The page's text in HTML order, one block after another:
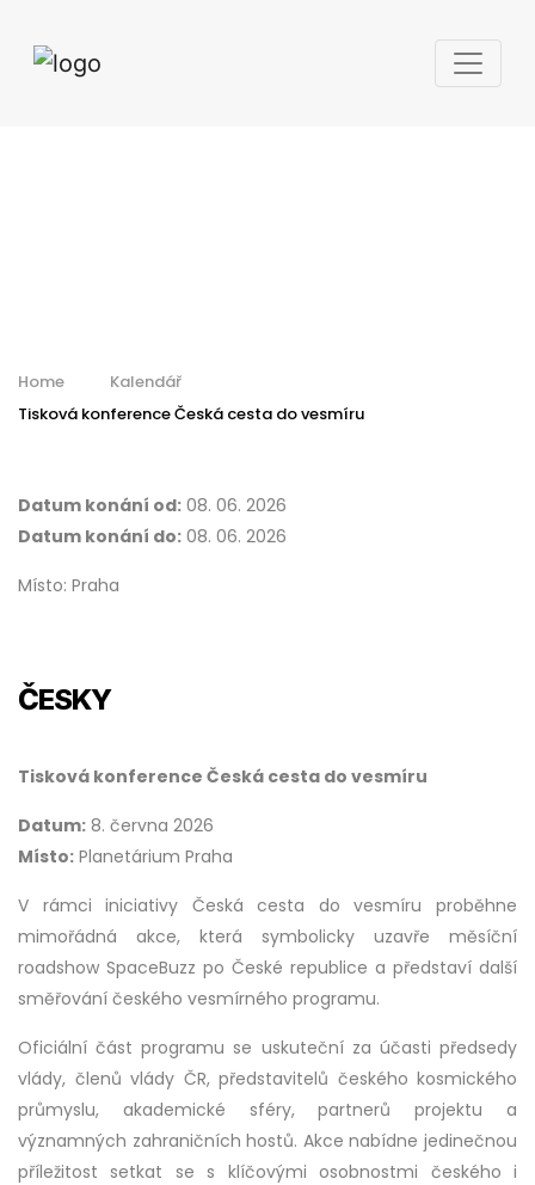
Home
Kalendář
Tisková konference Česká cesta do vesmíru
Datum konání od: 08. 06. 2026
Datum konání do: 08. 06. 2026
Místo: Praha
ČESKY
Tisková konference Česká cesta do vesmíru
Datum: 8. června 2026
Místo: Planetárium Praha
V rámci iniciativy Česká cesta do vesmíru proběhne
mimořádná akce, která symbolicky uzavře měsíční
roadshow SpaceBuzz po České republice a představí další
směřování českého vesmírného programu.
Oficiální část programu se uskuteční za účasti předsedy
vlády, členů vlády ČR, představitelů českého kosmického
průmyslu, akademické sféry, partnerů projektu a
významných zahraničních hostů. Akce nabídne jedinečnou
příležitost setkat se s klíčovými osobnostmi českého i